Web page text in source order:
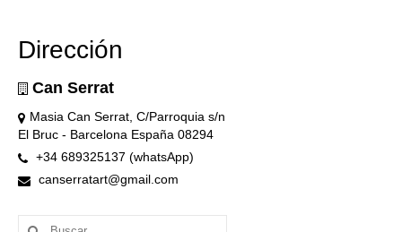
Dirección
Can Serrat
Masia Can Serrat, C/Parroquia s/n
El Bruc - Barcelona España 08294
+34 689325137 (whatsApp)
canserratart@gmail.com
Buscar